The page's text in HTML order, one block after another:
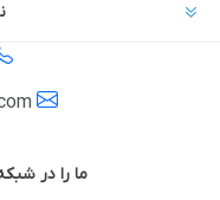
ما را در